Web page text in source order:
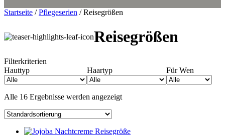
Startseite /Pflegeserien /Reisegrößen
Reisegrößen
Filterkriterien
Hauttyp
Haartyp Für Wen
Alle 16 Ergebnisse werden angezeigt